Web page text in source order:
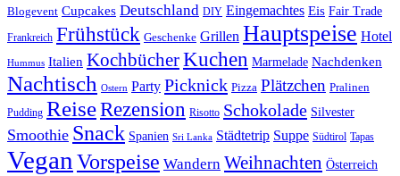
Blogevent Cupcakes Deutschland DIY Eingemachtes Eis Fair Trade
Frankreich Frühstück Geschenke Grillen Hauptspeise Hotel
Hummus Italien KochbücherKuchen Marmelade Nachdenken
Nachtisch Ostern Party Picknick Pizza Plätzchen Pralinen
Pudding ReiseRezension Risotto Schokolade Silvester
Smoothie Snack Spanien Sri Lanka Städtetrip Suppe Südtirol Tapas
Vegan Vorspeise Wandern Weihnachten Österreich